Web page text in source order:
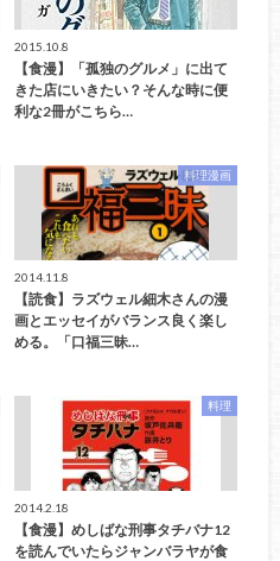
2015.10.8
【食漫】「孤独のグルメ」に出て
きた店にいきたい？そんな時に便
利な2冊がこちら…
料理漫画
2014.11.8
【読食】ラズウェル細木さんの漫
画とエッセイがバランス良く楽し
める。「口福三昧…
料理
2014.2.18
【食漫】めしばな刑事タチバナ12
を読んでいたらジャンバラヤが食